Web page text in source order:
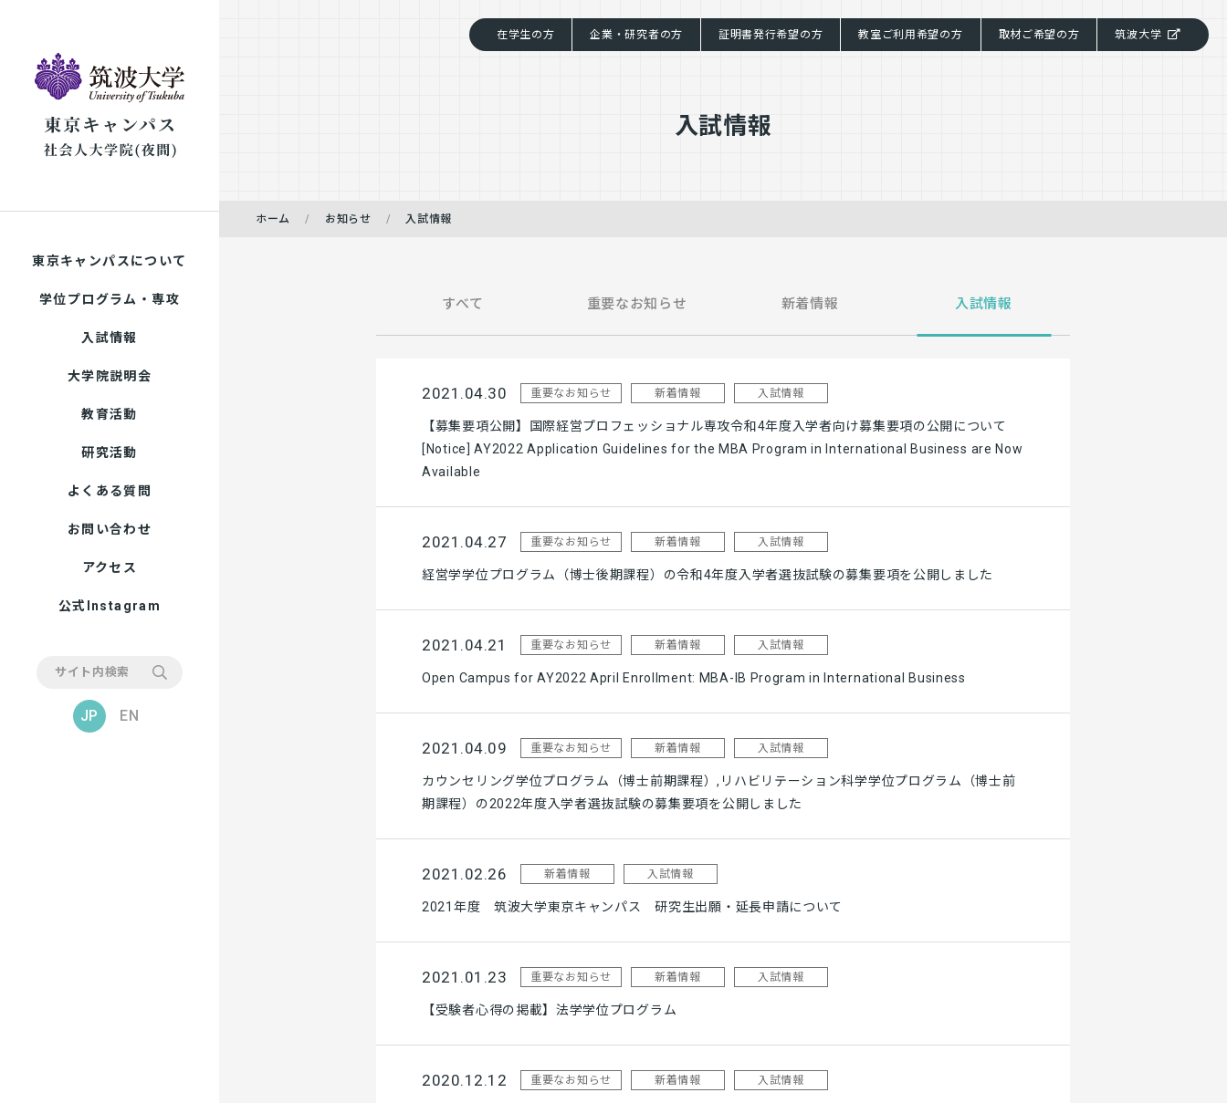
東京キャンパスについて
学位プログラム・専攻
入試情報
大学院説明会
教育活動
研究活動
よくある質問
お問い合わせ
アクセス
公式Instagram
JP EN
在学生の方 企業・研究者の方 証明書発行希望の方 教室ご利用希望の方 取材ご希望の方 筑波大学
入試情報
ホーム お知らせ 入試情報
すべて 重要なお知らせ 新着情報 入試情報
2021.04.30 重要なお知らせ 新着情報 入試情報
【募集要項公開】国際経営プロフェッショナル専攻令和4年度入学者向け募集要項の公開について
[Notice] AY2022 Application Guidelines for the MBA Program in International Business are Now
Available
2021.04.27 重要なお知らせ 新着情報 入試情報
経営学学位プログラム（博士後期課程）の令和4年度入学者選抜試験の募集要項を公開しました
2021.04.21 重要なお知らせ 新着情報 入試情報
Open Campus for AY2022 April Enrollment: MBA-IB Program in International Business
2021.04.09 重要なお知らせ 新着情報 入試情報
カウンセリング学位プログラム（博士前期課程）,リハビリテーション科学学位プログラム（博士前
期課程）の2022年度入学者選抜試験の募集要項を公開しました
2021.02.26 新着情報 入試情報
2021年度 筑波大学東京キャンパス 研究生出願・延長申請について
2021.01.23 重要なお知らせ 新着情報 入試情報
【受験者心得の掲載】法学学位プログラム
2020.12.12 重要なお知らせ 新着情報 入試情報